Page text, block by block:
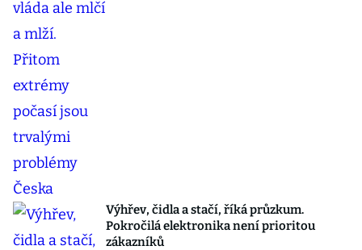
Výhřev, čidla a stačí, říká průzkum.
Pokročilá elektronika není prioritou
zákazníků